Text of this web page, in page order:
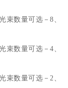
束数量可选－8、
束数量可选－4、
束数量可选－2、